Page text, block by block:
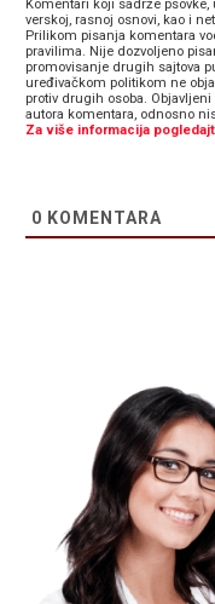
Komentari koji sadrže
verskoj, rasnoj osnovi, kao i
Prilikom pisanja komentara
pravilima. Nije dozvoljeno
promovisanje drugih sajtova
uređivačkom politikom ne
protiv drugih osoba.
autora komentara, odnosno
Za više informacija
0 KOMENTARA